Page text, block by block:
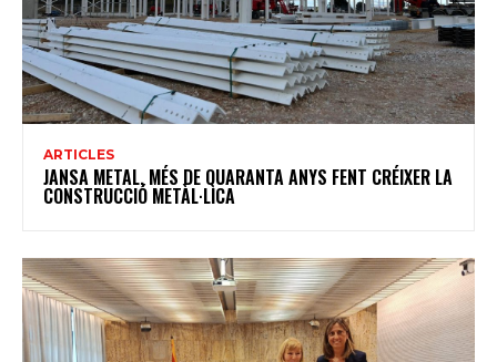
ARTICLES
JANSA METAL, MÉS DE QUARANTA ANYS FENT CRÉIXER LA
CONSTRUCCIÓ METÀL·LICA